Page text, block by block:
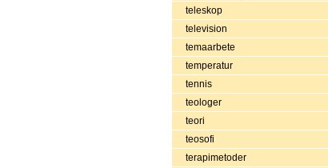
teleskop
television
temaarbete
temperatur
tennis
teologer
teori
teosofi
terapimetoder